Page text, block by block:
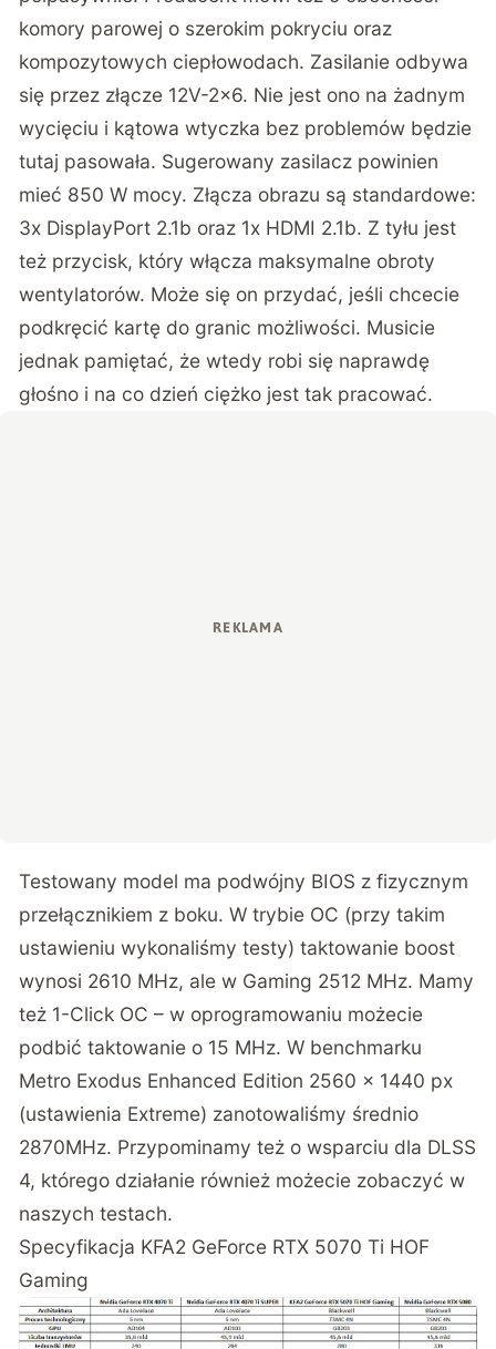
komory parowej o szerokim pokryciu oraz
kompozytowych ciepłowodach. Zasilanie odbywa
się przez złącze 12V-2×6. Nie jest ono na żadnym
wycięciu i kątowa wtyczka bez problemów będzie
tutaj pasowała. Sugerowany zasilacz powinien
mieć 850 W mocy. Złącza obrazu są standardowe:
3x DisplayPort 2.1b oraz 1x HDMI 2.1b. Z tyłu jest
też przycisk, który włącza maksymalne obroty
wentylatorów. Może się on przydać, jeśli chcecie
podkręcić kartę do granic możliwości. Musicie
jednak pamiętać, że wtedy robi się naprawdę
głośno i na co dzień ciężko jest tak pracować.
Testowany model ma podwójny BIOS z fizycznym
przełącznikiem z boku. W trybie OC (przy takim
ustawieniu wykonaliśmy testy) taktowanie boost
wynosi 2610 MHz, ale w Gaming 2512 MHz. Mamy
też 1-Click OC – w oprogramowaniu możecie
podbić taktowanie o 15 MHz. W benchmarku
Metro Exodus Enhanced Edition 2560 × 1440 px
(ustawienia Extreme) zanotowaliśmy średnio
2870MHz. Przypominamy też o wsparciu dla DLSS
4, którego działanie również możecie zobaczyć w
naszych testach.
Specyfikacja KFA2 GeForce RTX 5070 Ti HOF
Gaming